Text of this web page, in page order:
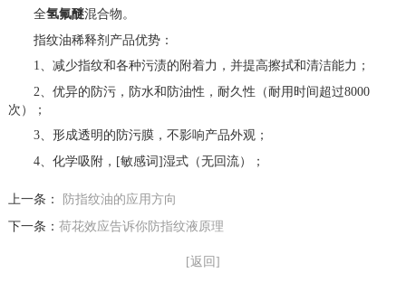
全氢氟醚混合物。
指纹油稀释剂产品优势：
1、减少指纹和各种污渍的附着力，并提高擦拭和清洁能力；
2、优异的防污，防水和防油性，耐久性（耐用时间超过8000
次）；
3、形成透明的防污膜，不影响产品外观；
4、化学吸附，[敏感词]湿式（无回流）；
上一条：
防指纹油的应用方向
下一条： 荷花效应告诉你防指纹液原理
[返回]